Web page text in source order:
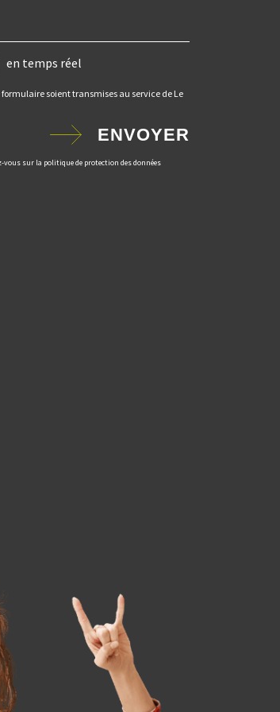
en temps réel
soient transmises au service de Le
ENVOYER
sur la politique de protection des données